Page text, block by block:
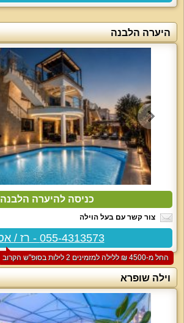
היערה הלבנה
כניסה להיערה הלבנה
צור קשר עם בעל הוילה
055-4313573 - רז / אסף
החל מ-‏4500 ₪ ללילה למזמינים 2 לילות בסופ"ש הקרוב
וילה שופרא